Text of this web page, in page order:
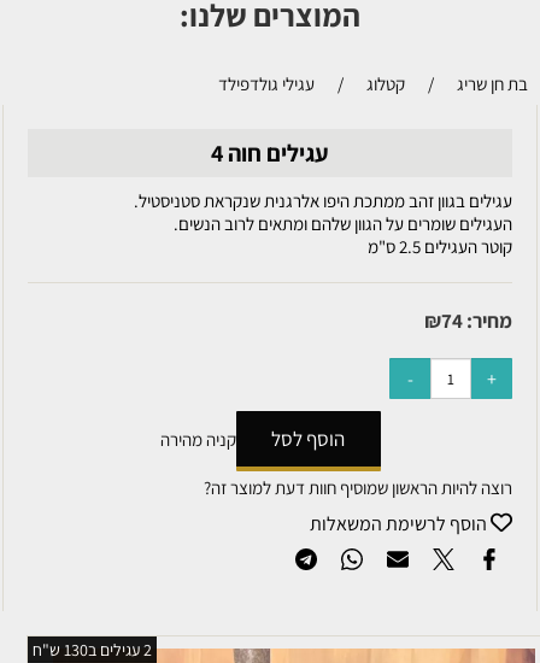
המוצרים שלנו:
בת חן שריג / קטלוג / עגילי גולדפילד
עגילים חוה 4
עגילים בגוון זהב ממתכת היפו אלרגנית שנקראת סטניסטיל.
העגילים שומרים על הגוון שלהם ומתאים לרוב הנשים.
קוטר העגילים 2.5 ס"מ
מחיר: ₪74
הוסף לסל קניה מהירה
רוצה להיות הראשון שמוסיף חוות דעת למוצר זה?
הוסף לרשימת המשאלות
2 עגילים ב130 ש"ח